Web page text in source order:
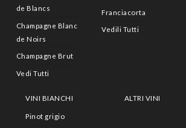
de Blancs
Champagne Blanc
de Noirs
Champagne Brut
Vedi Tutti
Franciacorta
Vedili Tutti
VINI BIANCHI
Pinot grigio
ALTRI VINI